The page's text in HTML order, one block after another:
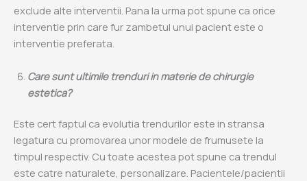
exclude alte interventii. Pana la urma pot spune ca orice
interventie prin care fur zambetul unui pacient este o
interventie preferata.
Care sunt ultimile trenduri in materie de chirurgie
estetica?
Este cert faptul ca evolutia trendurilor este in stransa
legatura cu promovarea unor modele de frumusete la
timpul respectiv. Cu toate acestea pot spune ca trendul
este catre naturalete, personalizare. Pacientele/pacientii